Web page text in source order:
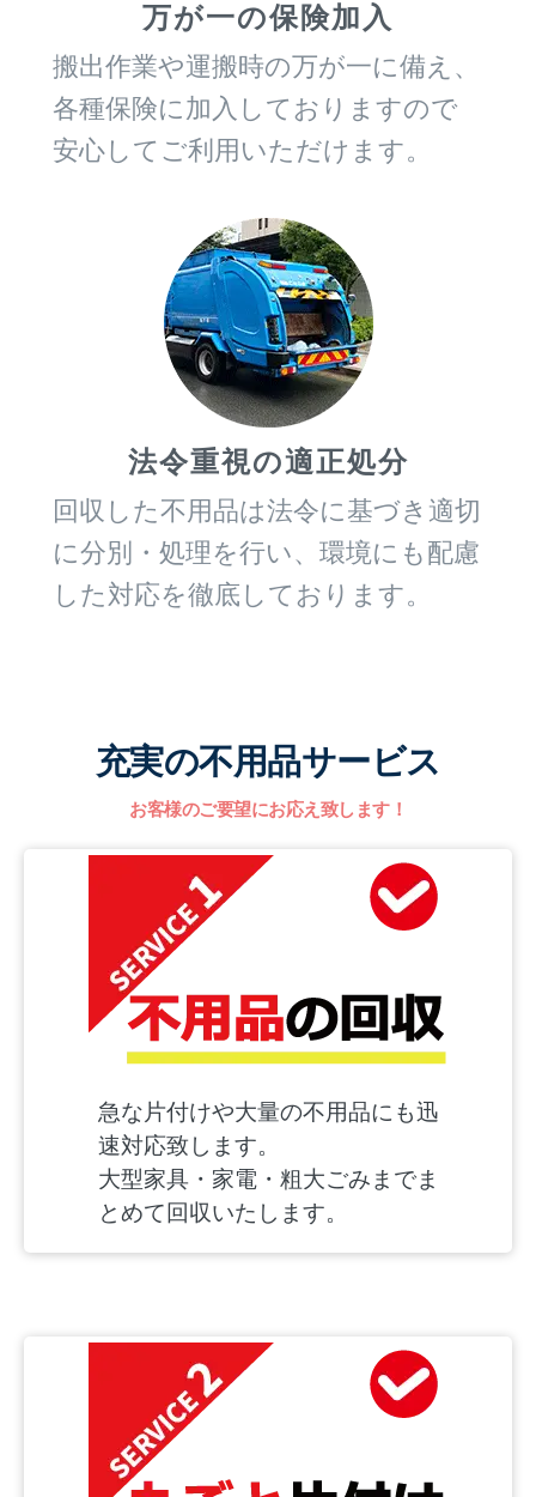
万が一の保険加入
搬出作業や運搬時の万が一に備え、
各種保険に加入しておりますので
安心してご利用いただけます。
法令重視の適正処分
回収した不用品は法令に基づき適切
に分別・処理を行い、環境にも配慮
した対応を徹底しております。
充実の不用品サービス
お客様のご要望にお応え致します！
急な片付けや大量の不用品にも迅
速対応致します。
大型家具・家電・粗大ごみまでま
とめて回収いたします。